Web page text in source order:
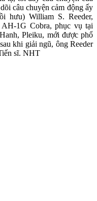
câu chuyện cảm động ấy
hưu) William S. Reeder,
1G Cobra, phục vụ tại
Pleiku, mới được phổ
khi giải ngũ, ông Reeder
sĩ. NHT